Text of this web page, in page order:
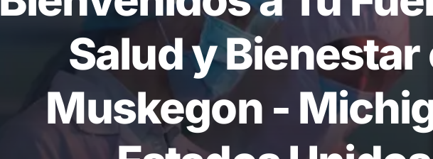
Salud y Bienestar
Muskegon -